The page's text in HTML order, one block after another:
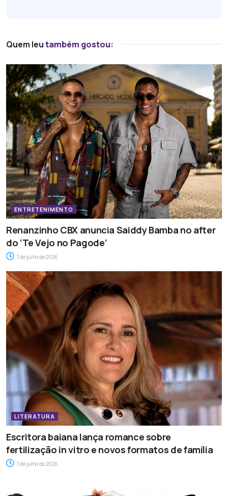
Quem leutambém gostou:
ENTRETENIMENTO
Renanzinho CBX anuncia Saiddy Bamba no after
do ‘Te Vejo no Pagode’
7 de julho de 2026
LITERATURA
Escritora baiana lança romance sobre
fertilização in vitro e novos formatos de família
7 de julho de 2026